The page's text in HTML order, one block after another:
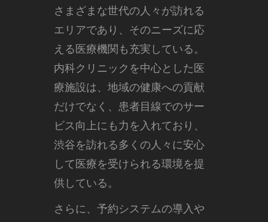
さまざまな世代の人々が訪れる
エリアであり、そのニーズに応
える医療機関も充実している。
内科クリニックを中心とした医
療施設は、地域の健康への貢献
だけでなく、患者目線でのサー
ビス向上にも力を入れており、
渋谷を訪れる多くの人々に安心
して医療を受けられる環境を提
供している。
さらに、予約システムの導入や